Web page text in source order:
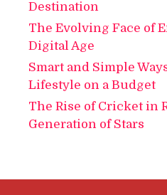
Destination
The Evolving Face of
Digital Age
Smart and Simple
Lifestyle on a Budget
The Rise of Cricket in
Generation of Stars